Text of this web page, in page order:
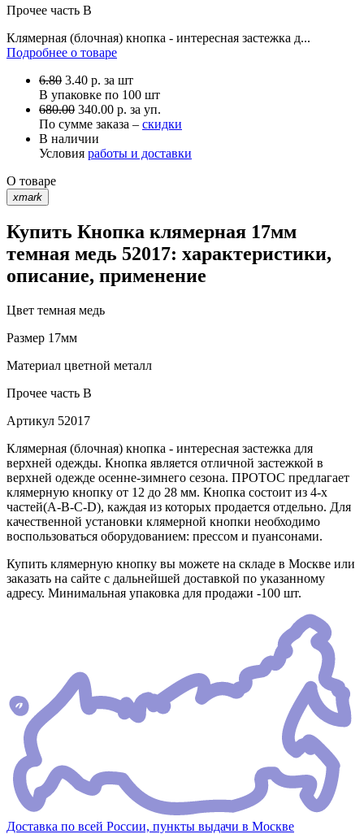
Прочее часть В
Клямерная (блочная) кнопка - интересная застежка д...
Подробнее о товаре
6.80 3.40 р. за шт
В упаковке по 100 шт
680.00 340.00 р. за уп.
По сумме заказа – скидки
В наличии
Условия работы и доставки
О товаре
xmark
Купить Кнопка клямерная 17мм
темная медь 52017: характеристики,
описание, применение
Цвет темная медь
Размер 17мм
Материал цветной металл
Прочее часть В
Артикул 52017
Клямерная (блочная) кнопка - интересная застежка для
верхней одежды. Кнопка является отличной застежкой в
верхней одежде осенне-зимнего сезона. ПРОТОС предлагает
клямерную кнопку от 12 до 28 мм. Кнопка состоит из 4-х
частей(А-В-С-D), каждая из которых продается отдельно. Для
качественной установки клямерной кнопки необходимо
воспользоваться оборудованием: прессом и пуансонами.
Купить клямерную кнопку вы можете на складе в Москве или
заказать на сайте с дальнейшей доставкой по указанному
адресу. Минимальная упаковка для продажи -100 шт.
Доставка по всей России, пункты выдачи в Москве